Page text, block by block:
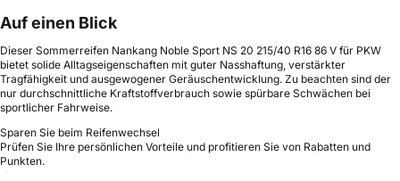
Auf einen Blick
Dieser Sommerreifen Nankang Noble Sport NS 20 215/40 R16 86 V für PKW
bietet solide Alltagseigenschaften mit guter Nasshaftung, verstärkter
Tragfähigkeit und ausgewogener Geräuschentwicklung. Zu beachten sind der
nur durchschnittliche Kraftstoffverbrauch sowie spürbare Schwächen bei
sportlicher Fahrweise.
Sparen Sie beim Reifenwechsel
Prüfen Sie Ihre persönlichen Vorteile und profitieren Sie von Rabatten und
Punkten.